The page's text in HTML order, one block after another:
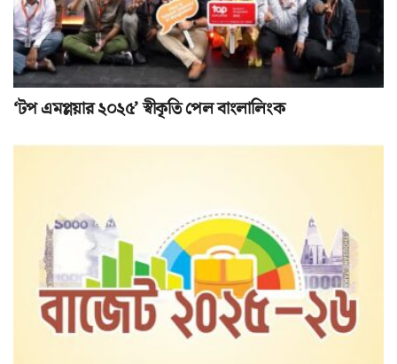
‘টপ এমপ্লয়ার ২০২৫’ স্বীকৃতি পেল বাংলালিংক